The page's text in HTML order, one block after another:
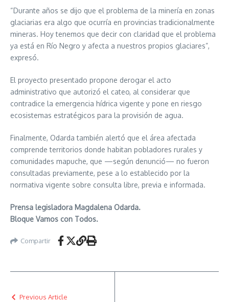
“Durante años se dijo que el problema de la minería en zonas
glaciarias era algo que ocurría en provincias tradicionalmente
mineras. Hoy tenemos que decir con claridad que el problema
ya está en Río Negro y afecta a nuestros propios glaciares”,
expresó.
El proyecto presentado propone derogar el acto
administrativo que autorizó el cateo, al considerar que
contradice la emergencia hídrica vigente y pone en riesgo
ecosistemas estratégicos para la provisión de agua.
Finalmente, Odarda también alertó que el área afectada
comprende territorios donde habitan pobladores rurales y
comunidades mapuche, que —según denunció— no fueron
consultadas previamente, pese a lo establecido por la
normativa vigente sobre consulta libre, previa e informada.
Prensa legisladora Magdalena Odarda.
Bloque Vamos con Todos.
Compartir
Previous Article